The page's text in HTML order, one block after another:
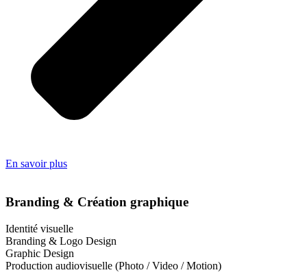
En savoir plus
Branding & Création graphique
Identité visuelle
Branding & Logo Design
Graphic Design
Production audiovisuelle (Photo / Video / Motion)